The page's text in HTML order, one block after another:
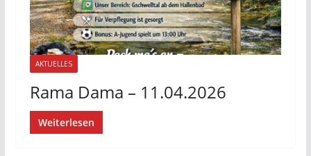
AKTUELLES
Rama Dama – 11.04.2026
Weiterlesen